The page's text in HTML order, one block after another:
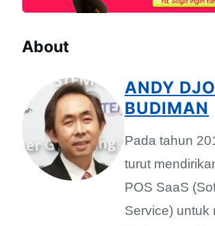
About
ANDY
BUDIMAN
Pada tahun
turut
POS SaaS
Service) untuk